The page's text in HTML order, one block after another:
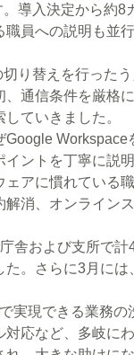
導入決定から約
員への説明も
り替えを行った
通信条件を厳格
ていきました。
ントを丁寧に
アに慣れている
消、オンライン
舎および支所で
。さらに3月に
実現できる業務
応など、多岐に